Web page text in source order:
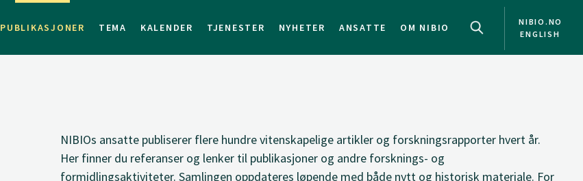
PUBLIKASJONER TEMA KALENDER TJENESTER NYHETER ANSATTE OM NIBIO
NIBIO.NO
ENGLISH
NIBIOs ansatte publiserer flere hundre vitenskapelige artikler og forskningsrapporter hvert år.
Her finner du referanser og lenker til publikasjoner og andre forsknings- og
formidlingsaktiviteter. Samlingen oppdateres løpende med både nytt og historisk materiale. For